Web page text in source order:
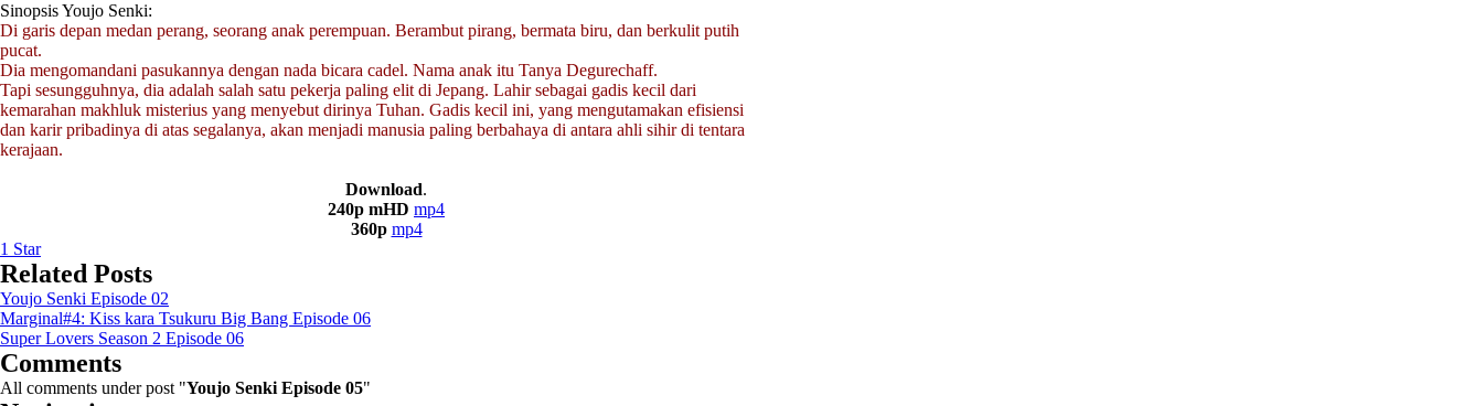
Sinopsis Youjo Senki:
Di garis depan medan perang, seorang anak perempuan. Berambut pirang, bermata biru, dan berkulit putih
pucat.
Dia mengomandani pasukannya dengan nada bicara cadel. Nama anak itu Tanya Degurechaff.
Tapi sesungguhnya, dia adalah salah satu pekerja paling elit di Jepang. Lahir sebagai gadis kecil dari
kemarahan makhluk misterius yang menyebut dirinya Tuhan. Gadis kecil ini, yang mengutamakan efisiensi
dan karir pribadinya di atas segalanya, akan menjadi manusia paling berbahaya di antara ahli sihir di tentara
kerajaan.
Download.
240p mHD mp4
360p mp4
1 Star
Related Posts
Youjo Senki Episode 02
Marginal#4: Kiss kara Tsukuru Big Bang Episode 06
Super Lovers Season 2 Episode 06
Comments
All comments under post "Youjo Senki Episode 05"